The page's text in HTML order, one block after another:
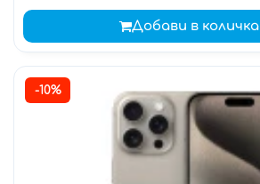
Добави в
-10%